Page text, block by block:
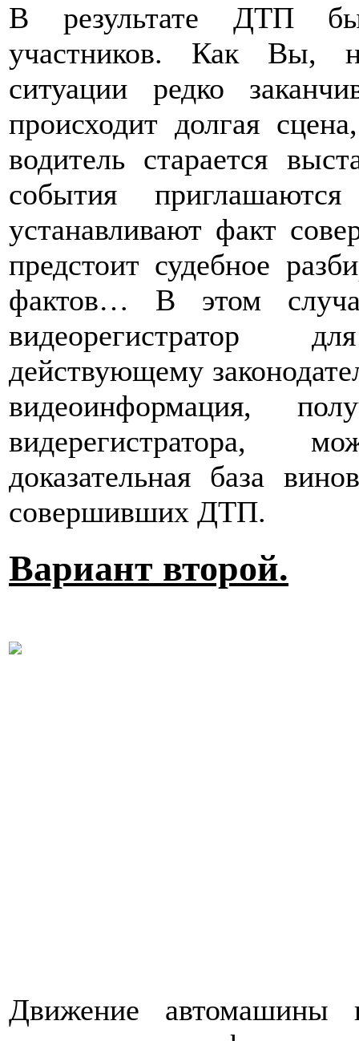
В результате ДТП
участников. Как Вы,
ситуации редко
происходит долгая
водитель старается
события
устанавливают факт
предстоит судебное
фактов… В этом
видеорегистратор
действующему
видеоинформация,
видерегистратора,
доказательная база
совершивших ДТП.
Вариант второй.
Движение автомашины